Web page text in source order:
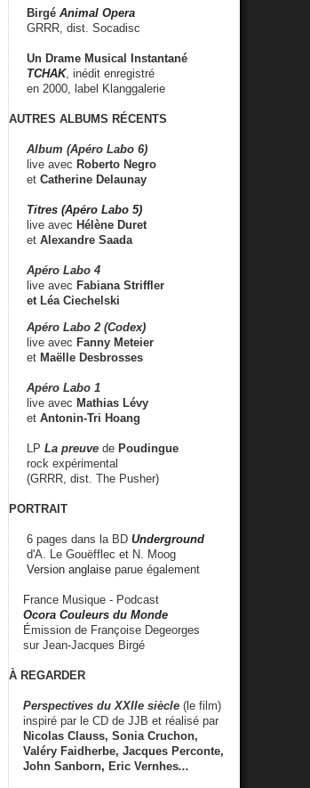
Birgé Animal Opera
GRRR, dist. Socadisc
Un Drame Musical Instantané
TCHAK, inédit enregistré
en 2000, label Klanggalerie
AUTRES ALBUMS RÉCENTS
Album (Apéro Labo 6)
live avec Roberto Negro
et Catherine Delaunay
Titres (Apéro Labo 5)
live avec Hélène Duret
et Alexandre Saada
Apéro Labo 4
live avec Fabiana Striffler
et Léa Ciechelski
Apéro Labo 2 (Codex)
live avec Fanny Meteier
et Maëlle Desbrosses
Apéro Labo 1
live avec Mathias Lévy
et Antonin-Tri Hoang
LP La preuve de Poudingue
rock expérimental
(GRRR, dist. The Pusher)
PORTRAIT
6 pages dans la BD Underground
d'A. Le Gouëfflec et N. Moog
Version anglaise parue également
France Musique - Podcast
Ocora Couleurs du Monde
Émission de Françoise Degeorges
sur Jean-Jacques Birgé
À REGARDER
Perspectives du XXIIe siècle (le film)
inspiré par le CD de JJB et réalisé par
Nicolas Clauss, Sonia Cruchon,
Valéry Faidherbe, Jacques Perconte,
John Sanborn, Eric Vernhes...